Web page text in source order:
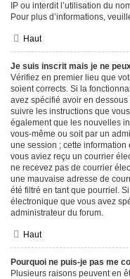
IP ou interdit l’utilisation du
Pour plus d’informations,
Haut
Je suis inscrit mais je ne
Vérifiez en premier lieu que
soient corrects. Si la
avez spécifié avoir en
suivre les instructions que
également que les nouvelles
vous-même ou soit par un
une session ; cette
vous aviez reçu un courrier
ne recevez pas de courrier
une mauvaise adresse de
été filtré en tant que pourriel.
électronique que vous avez
administrateur du forum.
Haut
Pourquoi ne puis-je pas me
Plusieurs raisons peuvent en